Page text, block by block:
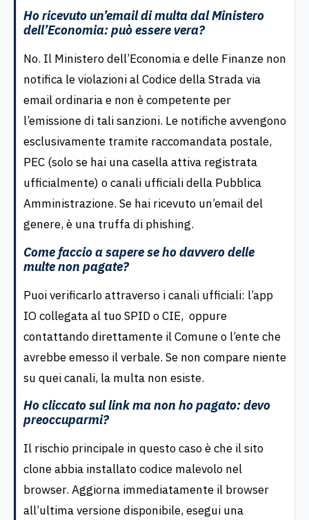
Ho ricevuto un’email di multa dal Ministero
dell’Economia: può essere vera?
No. Il Ministero dell’Economia e delle Finanze non
notifica le violazioni al Codice della Strada via
email ordinaria e non è competente per
l’emissione di tali sanzioni. Le notifiche avvengono
esclusivamente tramite raccomandata postale,
PEC (solo se hai una casella attiva registrata
ufficialmente) o canali ufficiali della Pubblica
Amministrazione. Se hai ricevuto un’email del
genere, è una truffa di phishing.
Come faccio a sapere se ho davvero delle
multe non pagate?
Puoi verificarlo attraverso i canali ufficiali: l’app
IO collegata al tuo SPID o CIE, oppure
contattando direttamente il Comune o l’ente che
avrebbe emesso il verbale. Se non compare niente
su quei canali, la multa non esiste.
Ho cliccato sul link ma non ho pagato: devo
preoccuparmi?
Il rischio principale in questo caso è che il sito
clone abbia installato codice malevolo nel
browser. Aggiorna immediatamente il browser
all’ultima versione disponibile, esegui una